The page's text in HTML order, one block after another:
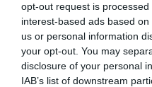
opt-out request is
interest-based ads based
us or personal information
your opt-out. You may
disclosure of your personal
IAB’s list of downstream